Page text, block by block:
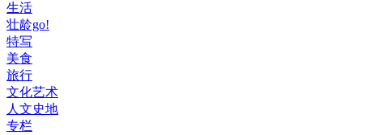
生活
壮龄go!
特写
美食
旅行
文化艺术
人文史地
专栏